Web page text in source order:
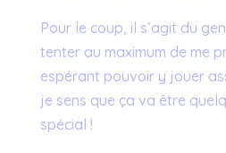
Pour le coup, il s’agit du
tenter au maximum de me
espérant pouvoir y jouer
je sens que ça va être
spécial !